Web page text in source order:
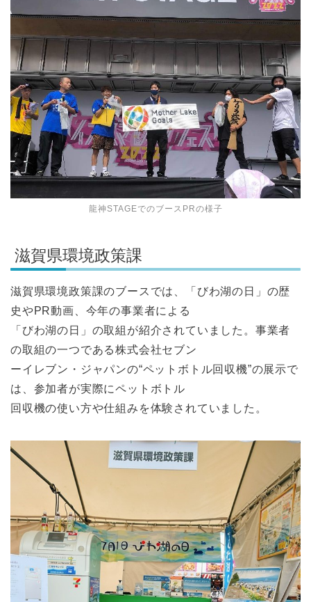
龍神STAGEでのブースPRの様子
滋賀県環境政策課
滋賀県環境政策課のブースでは、「びわ湖の日」の歴
史やPR動画、今年の事業者による
「びわ湖の日」の取組が紹介されていました。事業者
の取組の一つである株式会社セブン
ーイレブン・ジャパンの“ペットボトル回収機”の展示で
は、参加者が実際にペットボトル
回収機の使い方や仕組みを体験されていました。